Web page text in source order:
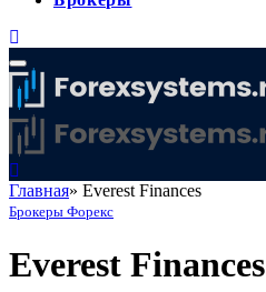
Главная» Everest Finances
Брокеры Форекс
Everest Finances